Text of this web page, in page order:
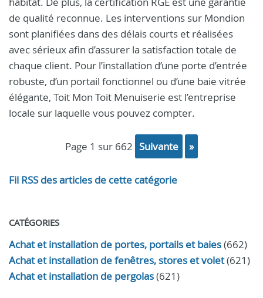
de qualité reconnue. Les interventions sur Mondion
sont planifiées dans des délais courts et réalisées
avec sérieux afin d’assurer la satisfaction totale de
chaque client. Pour l’installation d’une porte d’entrée
robuste, d’un portail fonctionnel ou d’une baie vitrée
élégante, Toit Mon Toit Menuiserie est l’entreprise
locale sur laquelle vous pouvez compter.
page 1 sur 662 suivante »
Fil RSS des articles de cette catégorie
CATÉGORIES
Achat et installation de portes, portails et baies(662)
Achat et installation de fenêtres, stores et volet(621)
Achat et installation de pergolas(621)